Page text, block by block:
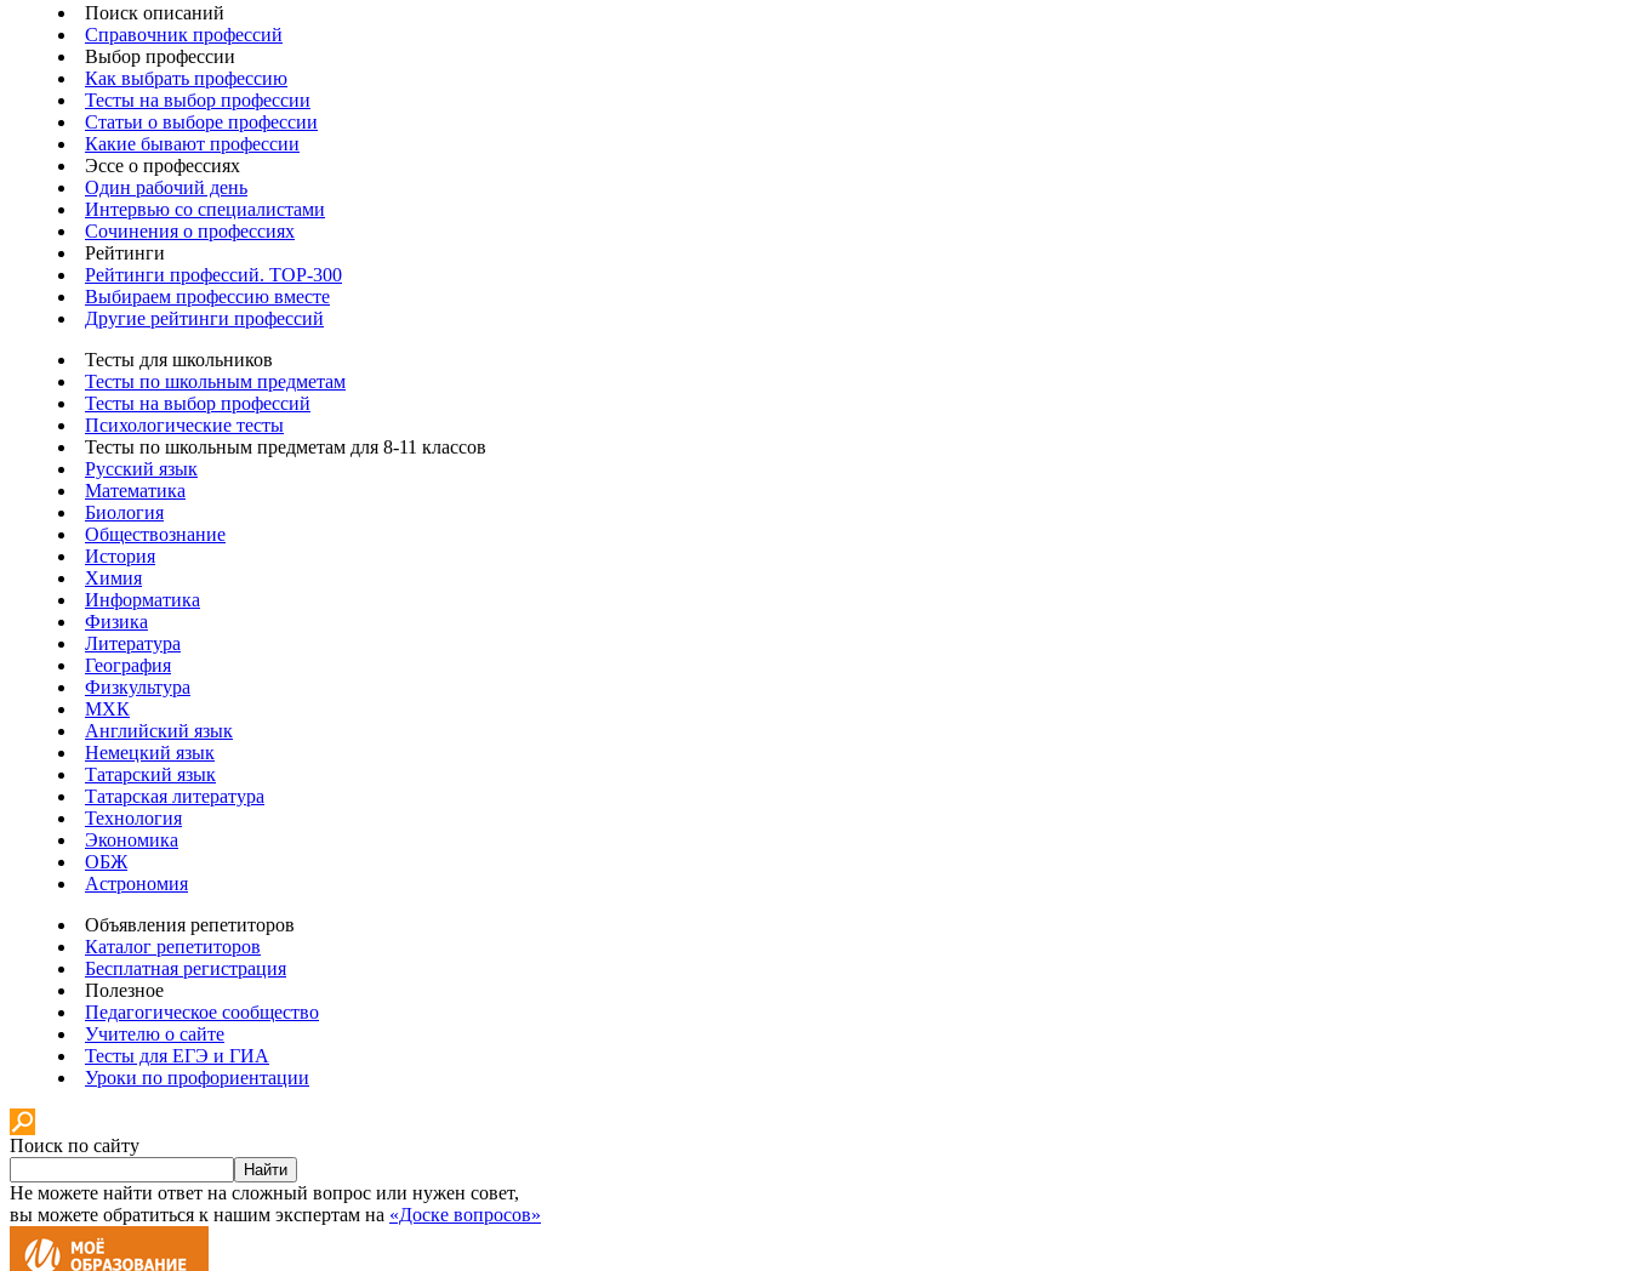
Поиск описаний
Справочник профессий
Выбор профессии
Как выбрать профессию
Тесты на выбор профессии
Статьи о выборе профессии
Какие бывают профессии
Эссе о профессиях
Один рабочий день
Интервью со специалистами
Сочинения о профессиях
Рейтинги
Рейтинги профессий. TOP-300
Выбираем профессию вместе
Другие рейтинги профессий
Тесты для школьников
Тесты по школьным предметам
Тесты на выбор профессий
Психологические тесты
Тесты по школьным предметам для 8-11 классов
Русский язык
Математика
Биология
Обществознание
История
Химия
Информатика
Физика
Литература
География
Физкультура
МХК
Английский язык
Немецкий язык
Татарский язык
Татарская литература
Технология
Экономика
ОБЖ
Астрономия
Объявления репетиторов
Каталог репетиторов
Бесплатная регистрация
Полезное
Педагогическое сообщество
Учителю о сайте
Тесты для ЕГЭ и ГИА
Уроки по профориентации
Поиск по сайту
Найти
Не можете найти ответ на сложный вопрос или нужен совет,
вы можете обратиться к нашим экспертам на «Доске вопросов»